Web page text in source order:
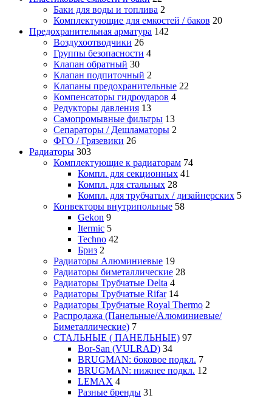
Баки для воды и топлива 2
Комплектующие для емкостей / баков 20
Предохранительная арматура 142
Воздухоотводчики 26
Группы безопасности 4
Клапан обратный 30
Клапан подпиточный 2
Клапаны предохранительные 22
Компенсаторы гидроударов 4
Редукторы давления 13
Самопромывные фильтры 13
Сепараторы / Дешламаторы 2
ФГО / Грязевики 26
Радиаторы 303
Комплектующие к радиаторам 74
Компл. для секционных 41
Компл. для стальных 28
Компл. для трубчатых / дизайнерских 5
Конвекторы внутрипольные 58
Gekon 9
Itermic 5
Techno 42
Бриз 2
Радиаторы Алюминиевые 19
Радиаторы биметаллические 28
Радиаторы Трубчатые Delta 4
Радиаторы Трубчатые Rifar 14
Радиаторы Трубчатые Royal Thermo 2
Распродажа (Панельные/Алюминиевые/
Биметаллические) 7
СТАЛЬНЫЕ ( ПАНЕЛЬНЫЕ) 97
Bor-San (VULRAD) 34
BRUGMAN: боковое подкл. 7
BRUGMAN: нижнее подкл. 12
LEMAX 4
Разные бренды 31